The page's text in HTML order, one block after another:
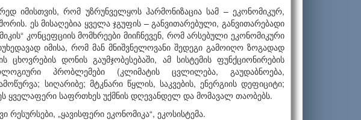
იმისთვის, რომ უზრუნველყოს ჰარმონიზაცია სამ – ეკონომიკურ,
ეს მისაღებია ყველა ჯგუფის – განვითარებული, განვითარებადი
კონცეფციის მომხრეები მიიჩნევენ, რომ არსებული ეკონომიკური
იმისა, რომ მან მნიშვნელოვანი შედეგი გამოიღო ზოგადად
დონის გაუმჯობესებაში, ამ სისტემის ფუნქციონირების
პრობლემები (კლიმატის ცვლილება, გაუდაბნოება,
სიღარიბე; მტკნარი წყლის, საკვების, ენერგიის დეფიციტი;
ყველაფერი საფრთხეს უქმნის დღევანდელ და მომავალ თაობებს.
რესურსები, „ყავისფერი ეკონომიკა“, ეკოსისტემა.